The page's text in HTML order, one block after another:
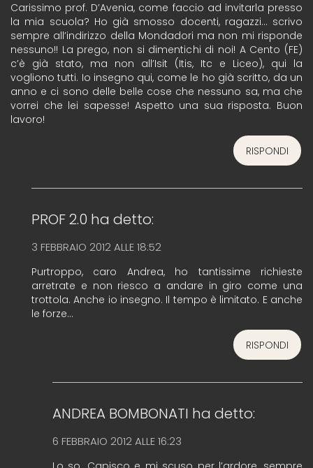
Carissimo prof. D’Avenia, come faccio ad invitarla presso
la mia scuola? Ho già smosso docenti, ragazzi… scrivo
sempre all’indirizzo della Mondadori ma non mi risponde
nessuno!! La prego, non si dimentichi di noi! A Cento (FE)
c’è già stato, ma non all’Isit (Itis, Itc e Liceo), qui la
vogliono tutti. Io insegno qui, come le ho già scritto, da un
anno e ci sono delle belle cose che nessuno sa, ma che
vorrei che lei sapesse! Aspetto una sua risposta. Buon
lavoro!
RISPONDI
PROF 2.0 ha detto:
3 FEBBRAIO 2012 ALLE 18:52
Purtroppo, caro Andrea, ho tantissime richieste
arretrate e non riesco a andare in giro come una
trottola. Anche io insegno. Il tempo è limitato. E anche
le forze…
RISPONDI
ANDREA BOMBONATI ha detto:
6 FEBBRAIO 2012 ALLE 16:23